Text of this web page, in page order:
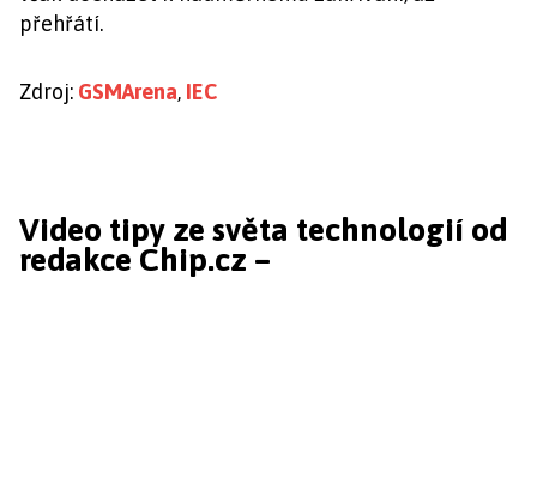
přehřátí.
Zdroj: GSMArena, IEC
Video tipy ze světa technologií od
redakce Chip.cz –